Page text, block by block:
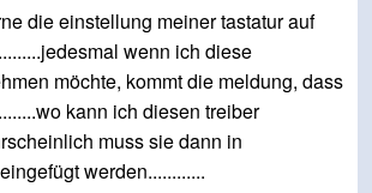
die einstellung meiner tastatur auf
wenn ich diese
möchte, kommt die meldung, dass
kann ich diesen treiber
muss sie dann in
werden............